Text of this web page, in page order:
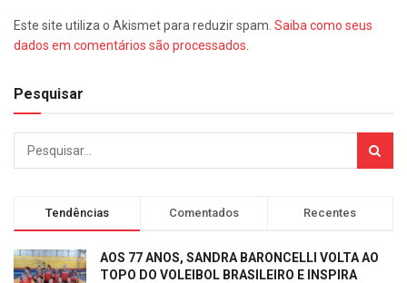
Este site utiliza o Akismet para reduzir spam. Saiba como seus
dados em comentários são processados
Pesquisar
Tendências Comentados Recentes
AOS 77 ANOS, SANDRA BARONCELLI VOLTA AO
TOPO DO VOLEIBOL BRASILEIRO E INSPIRA